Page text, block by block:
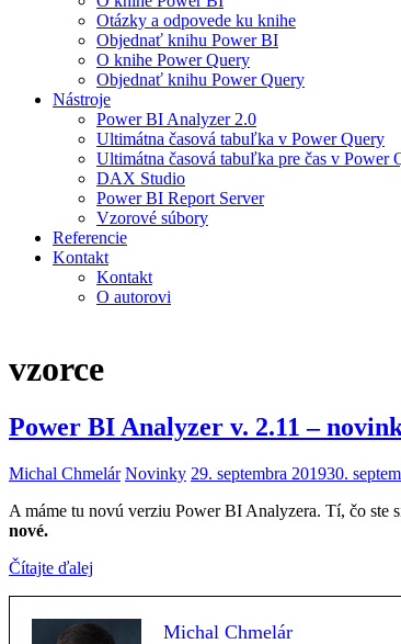
Otázky a odpovede ku knihe
Objednať knihu Power BI
O knihe Power Query
Objednať knihu Power Query
Nástroje
Power BI Analyzer 2.0
Ultimátna časová tabuľka v Power Query
Ultimátna časová tabuľka pre čas v Power
DAX Studio
Power BI Report Server
Vzorové súbory
Referencie
Kontakt
Kontakt
O autorovi
vzorce
Power BI Analyzer v. 2.11 –
Michal Chmelár Novinky 29. septembra 201930.
A máme tu novú verziu Power BI Analyzera. Tí, čo ste
nové.
Čítajte ďalej
Michal Chmelár